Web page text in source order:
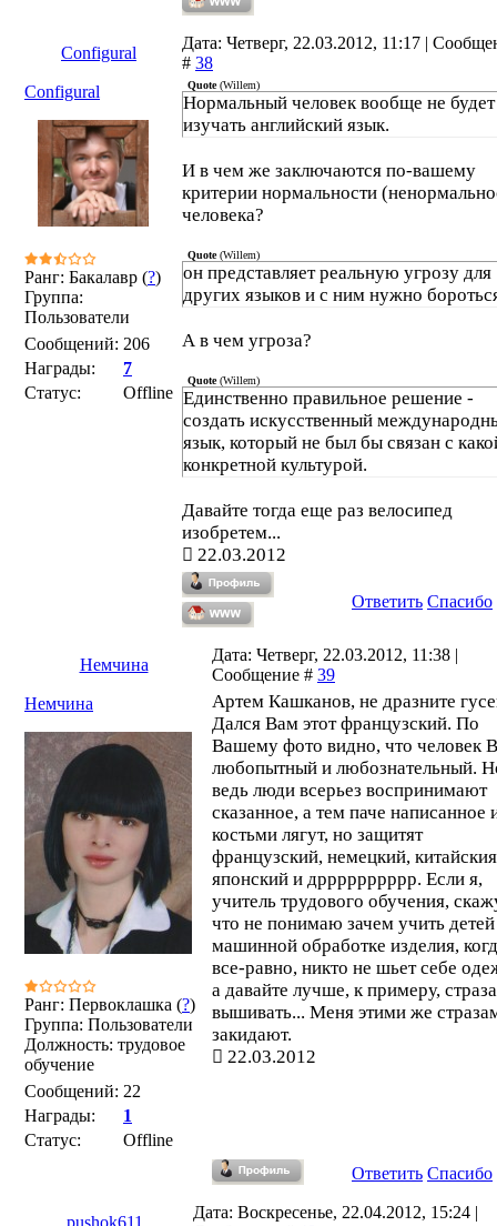
Configural
Дата: Четверг, 22.03.2012, 11:17 |
# 38
Configural
Ранг: Бакалавр (?)
Группа:
Пользователи
Сообщений: 206
Награды:
7
Статус:
Offline
Quote(Willem)
Нормальный человек вообще не будет
изучать английский язык.
И в чем же заключаются по-вашему
критерии нормальности
человека?
Quote(Willem)
он представляет реальную угрозу для
других языков и с ним нужно
А в чем угроза?
Quote(Willem)
Единственно правильное решение -
создать искусственный
язык, который не был бы связан с
конкретной культурой.
Давайте тогда еще раз велосипед
изобретем...
22.03.2012
Ответить Спасибо
Немчина
Дата: Четверг, 22.03.2012, 11:38 |
Сообщение # 39
Немчина
Ранг: Первоклашка (?)
Группа: Пользователи
Должность: трудовое
обучение
Сообщений: 22
Награды:
1
Статус:
Offline
Артем Кашканов, не дразните
Дался Вам этот французский. По
Вашему фото видно, что человек
любопытный и любознательный.
ведь люди всерьез воспринимают
сказанное, а тем паче написанное
костьми лягут, но защитят
французский, немецкий,
японский и дрррррррррр. Если я,
учитель трудового обучения,
что не понимаю зачем учить детей
машинной обработке изделия,
все-равно, никто не шьет себе
а давайте лучше, к примеру,
вышивать... Меня этими же
закидают.
22.03.2012
Ответить Спасибо
pushok611
Дата: Воскресенье, 22.04.2012, 15:24 |